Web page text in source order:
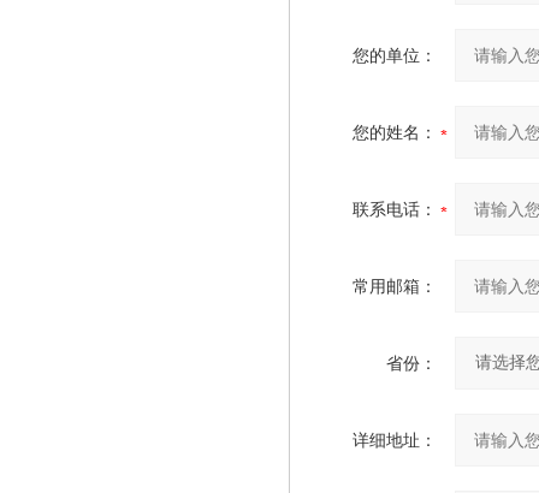
您的单位：
您的姓名：
联系电话：
常用邮箱：
省份：
详细地址：